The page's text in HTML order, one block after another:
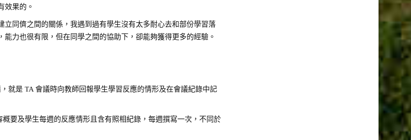
效果的。
同儕之間的關係，我遇到過有學生沒有太多耐心去和部份學習落
力也很有限，但在同學之間的協助下，卻能夠獲得更多的經驗。
就是 TA 會議時向教師回報學生學習反應的情形及在會議紀錄中記
要及學生每週的反應情形且含有照相紀錄，每週撰寫一次，不同於